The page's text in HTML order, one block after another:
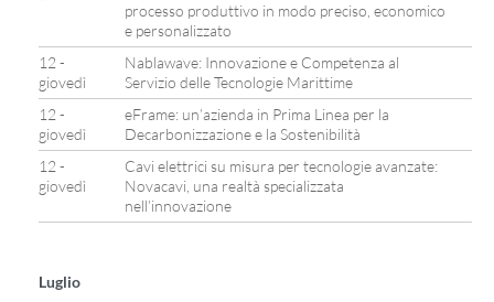
processo produttivo in modo preciso, economico
e personalizzato
12 -
giovedì
Nablawave: Innovazione e Competenza al
Servizio delle Tecnologie Marittime
12 -
giovedì
eFrame: un’azienda in Prima Linea per la
Decarbonizzazione e la Sostenibilità
12 -
giovedì
Cavi elettrici su misura per tecnologie avanzate:
Novacavi, una realtà specializzata
nell’innovazione
Luglio